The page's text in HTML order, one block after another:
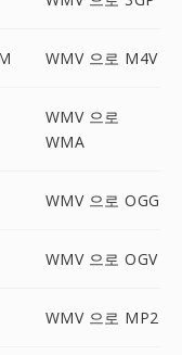
WMV 으로 M4V
WMV 으로
WMA
WMV 으로 OGG
WMV 으로 OGV
WMV 으로 MP2